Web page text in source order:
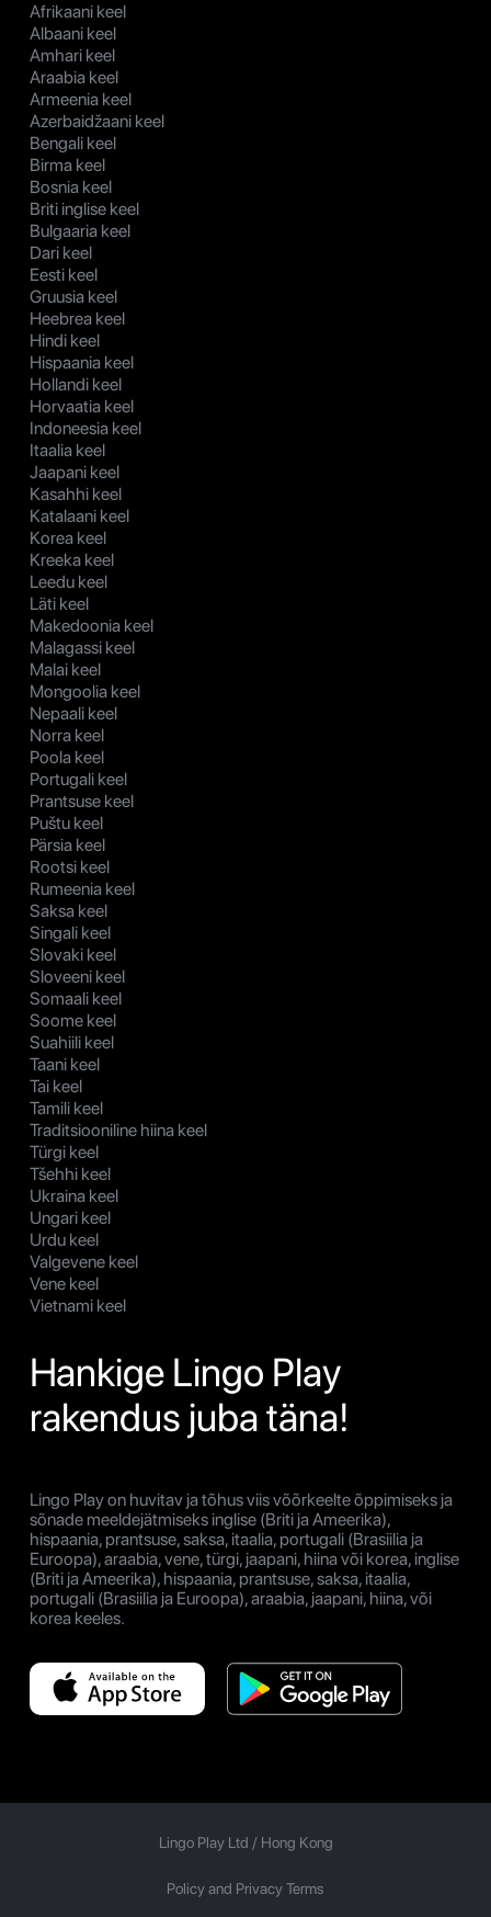
Afrikaani keel
Albaani keel
Amhari keel
Araabia keel
Armeenia keel
Azerbaidžaani keel
Bengali keel
Birma keel
Bosnia keel
Briti inglise keel
Bulgaaria keel
Dari keel
Eesti keel
Gruusia keel
Heebrea keel
Hindi keel
Hispaania keel
Hollandi keel
Horvaatia keel
Indoneesia keel
Itaalia keel
Jaapani keel
Kasahhi keel
Katalaani keel
Korea keel
Kreeka keel
Leedu keel
Läti keel
Makedoonia keel
Malagassi keel
Malai keel
Mongoolia keel
Nepaali keel
Norra keel
Poola keel
Portugali keel
Prantsuse keel
Puštu keel
Pärsia keel
Rootsi keel
Rumeenia keel
Saksa keel
Singali keel
Slovaki keel
Sloveeni keel
Somaali keel
Soome keel
Suahiili keel
Taani keel
Tai keel
Tamili keel
Traditsiooniline hiina keel
Türgi keel
Tšehhi keel
Ukraina keel
Ungari keel
Urdu keel
Valgevene keel
Vene keel
Vietnami keel
Hankige Lingo Play
rakendus juba täna!
Lingo Play on huvitav ja tõhus viis võõrkeelte õppimiseks ja
sõnade meeldejätmiseks inglise (Briti ja Ameerika),
hispaania, prantsuse, saksa, itaalia, portugali (Brasiilia ja
Euroopa), araabia, vene, türgi, jaapani, hiina või korea, inglise
(Briti ja Ameerika), hispaania, prantsuse, saksa, itaalia,
portugali (Brasiilia ja Euroopa), araabia, jaapani, hiina, või
korea keeles.
Lingo Play Ltd / Hong Kong
Policy and Privacy Terms